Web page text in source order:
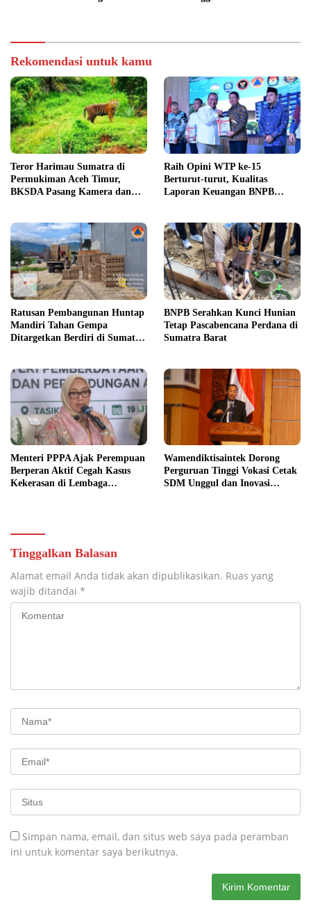
Rekomendasi untuk kamu
Teror Harimau Sumatra di
Permukiman Aceh Timur,
BKSDA Pasang Kamera dan
Raih Opini WTP ke-15
Berturut-turut, Kualitas
Laporan Keuangan BNPB
Ratusan Pembangunan Huntap
Mandiri Tahan Gempa
Ditargetkan Berdiri di Sumatra
BNPB Serahkan Kunci Hunian
Tetap Pascabencana Perdana di
Sumatra Barat
Menteri PPPA Ajak Perempuan
Berperan Aktif Cegah Kasus
Kekerasan di Lembaga
Wamendiktisaintek Dorong
Perguruan Tinggi Vokasi Cetak
SDM Unggul dan Inovasi
Tinggalkan Balasan
Alamat email Anda tidak akan dipublikasikan. Ruas yang
wajib ditandai *
Simpan nama, email, dan situs web saya pada peramban
ini untuk komentar saya berikutnya.